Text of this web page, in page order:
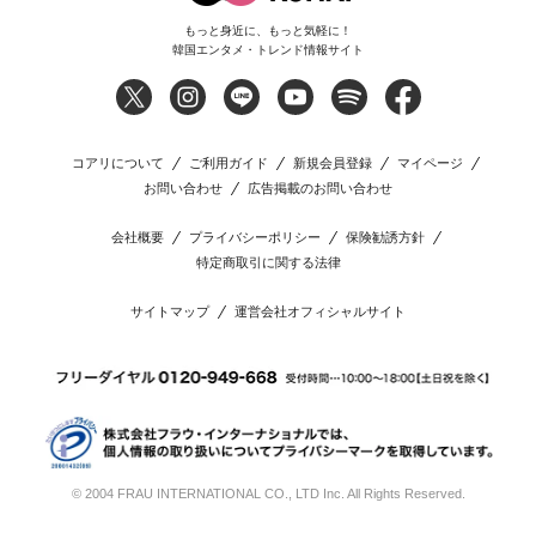
もっと身近に、もっと気軽に！
韓国エンタメ・トレンド情報サイト
コアリについて ご利用ガイド 新規会員登録
マイページ
お問い合わせ
広告掲載のお問い合わせ
会社概要 プライバシーポリシー
保険勧誘方針
特定商取引に関する法律
サイトマップ 運営会社オフィシャルサイト
© 2004 FRAU INTERNATIONAL CO., LTD Inc. All Rights Reserved.